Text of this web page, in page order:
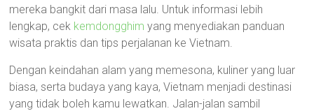
mereka bangkit dari masa lalu. Untuk informasi lebih
lengkap, cek kemdongghim yang menyediakan panduan
wisata praktis dan tips perjalanan ke Vietnam.
Dengan keindahan alam yang memesona, kuliner yang luar
biasa, serta budaya yang kaya, Vietnam menjadi destinasi
yang tidak boleh kamu lewatkan. Jalan-jalan sambil